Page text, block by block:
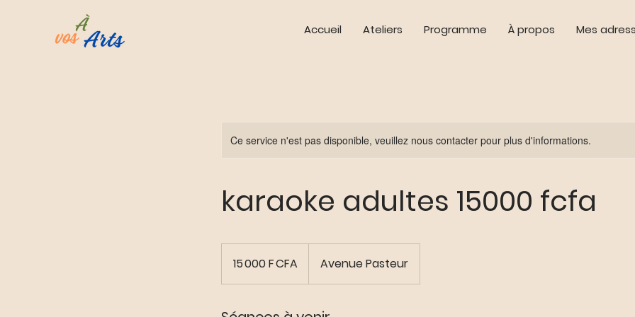
Accueil Ateliers Programme À propos Mes
Ce service n'est pas disponible, veuillez nous contacter pour plus d'informations.
karaoke adultes 15000 fcfa
CFA15 000 F CFA Avenue Pasteur